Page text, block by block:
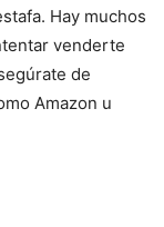
Hay muchos
venderte
de
Amazon u